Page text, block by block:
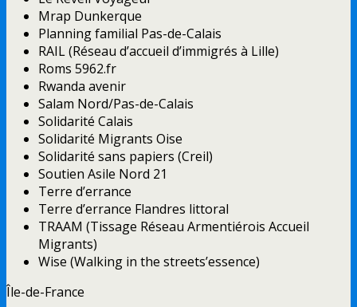
Mrap Dunkerque
Planning familial Pas-de-Calais
RAIL (Réseau d’accueil d’immigrés à Lille)
Roms 5962.fr
Rwanda avenir
Salam Nord/Pas-de-Calais
Solidarité Calais
Solidarité Migrants Oise
Solidarité sans papiers (Creil)
Soutien Asile Nord 21
Terre d’errance
Terre d’errance Flandres littoral
TRAAM (Tissage Réseau Armentiérois Accueil
Migrants)
Wise (Walking in the streets’essence)
Île-de-France